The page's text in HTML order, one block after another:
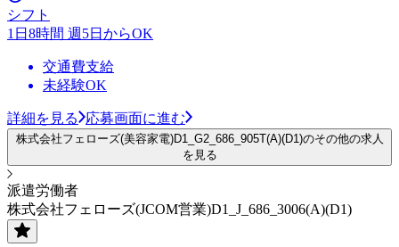
シフト
1日8時間 週5日からOK
交通費支給
未経験OK
詳細を見る 応募画面に進む
株式会社フェローズ(美容家電)D1_G2_686_905T(A)(D1)のその他の求人
を見る
派遣労働者
株式会社フェローズ(JCOM営業)D1_J_686_3006(A)(D1)